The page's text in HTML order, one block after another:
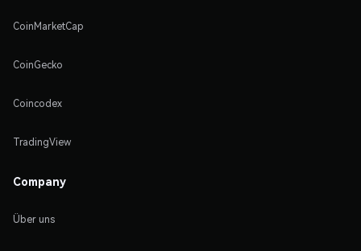
CoinMarketCap
CoinGecko
Coincodex
TradingView
Company
Über uns